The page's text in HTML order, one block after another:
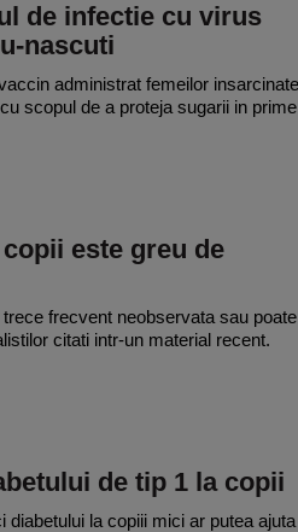
de infectie cu virus
nascuti
administrat femeilor insarcinate
scopul de a proteja sugarii in
este greu de
frecvent neobservata sau
citati intr-un material recent.
de tip 1 la copii
la copiii mici ar putea